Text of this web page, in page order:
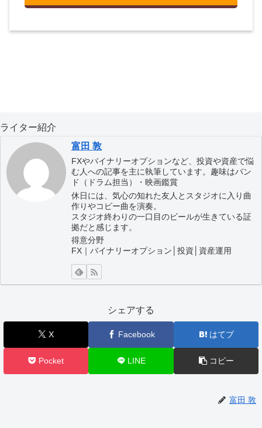
ライター紹介
富田 敦
FXやバイナリーオプションなど、投資や資産で悩
む人への記事を主に執筆しています。趣味はバン
ド（ドラム担当）・映画鑑賞
休日には、気心の知れた友人とスタジオに入り曲
作りやコピー曲を演奏。
スタジオ終わりの一口目のビールが生きている証
拠だと感じます。
得意分野
FX｜バイナリーオプション│投資│資産運用
シェアする
X Facebook はてブ
Pocket LINE コピー
富田 敦